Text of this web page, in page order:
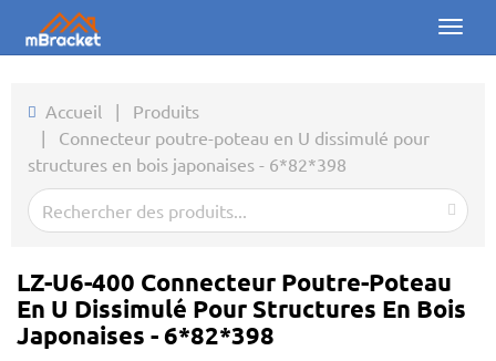
Toggle
Produits
À propos
Accueil | Produits
| Connecteur poutre-poteau en U dissimulé pour
structures en bois japonaises - 6*82*398
LZ-U6-400 Connecteur Poutre-Poteau
En U Dissimulé Pour Structures En Bois
Japonaises - 6*82*398